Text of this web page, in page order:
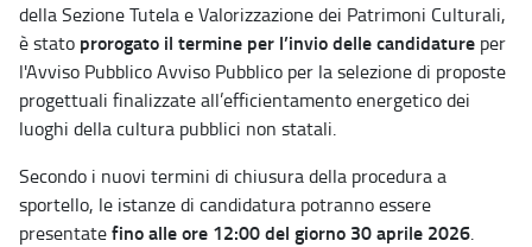
della Sezione Tutela e Valorizzazione dei Patrimoni Culturali,
è stato prorogato il termine per l’invio delle candidature per
l'Avviso Pubblico Avviso Pubblico per la selezione di proposte
progettuali finalizzate all’efficientamento energetico dei
luoghi della cultura pubblici non statali.
Secondo i nuovi termini di chiusura della procedura a
sportello, le istanze di candidatura potranno essere
presentatefino alle ore 12:00 del giorno 30 aprile 2026.